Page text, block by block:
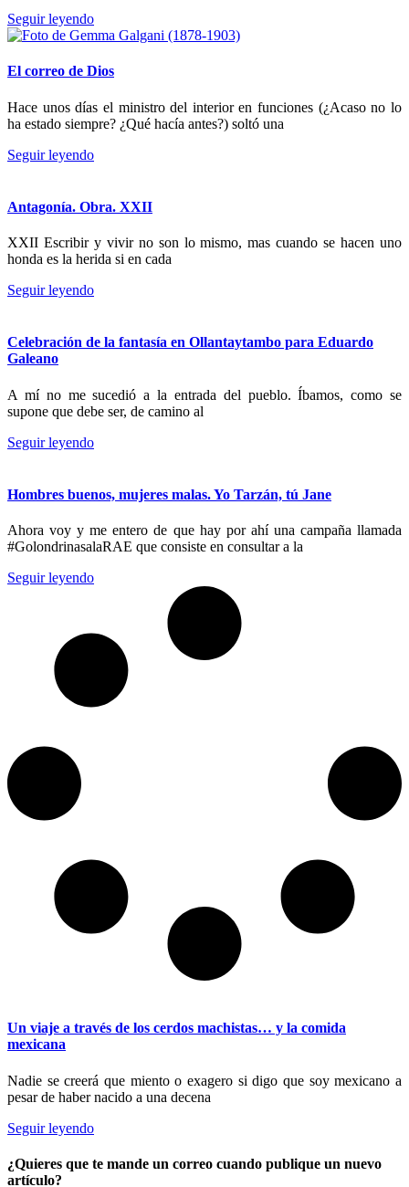
Seguir leyendo
El correo de Dios
Hace unos días el ministro del interior en funciones (¿Acaso no lo
ha estado siempre? ¿Qué hacía antes?) soltó una
Seguir leyendo
Antagonía. Obra. XXII
XXII Escribir y vivir no son lo mismo, mas cuando se hacen uno
honda es la herida si en cada
Seguir leyendo
Celebración de la fantasía en Ollantaytambo para Eduardo
Galeano
A mí no me sucedió a la entrada del pueblo. Íbamos, como se
supone que debe ser, de camino al
Seguir leyendo
Hombres buenos, mujeres malas. Yo Tarzán, tú Jane
Ahora voy y me entero de que hay por ahí una campaña llamada
#GolondrinasalaRAE que consiste en consultar a la
Seguir leyendo
Un viaje a través de los cerdos machistas… y la comida
mexicana
Nadie se creerá que miento o exagero si digo que soy mexicano a
pesar de haber nacido a una decena
Seguir leyendo
¿Quieres que te mande un correo cuando publique un nuevo
artículo?